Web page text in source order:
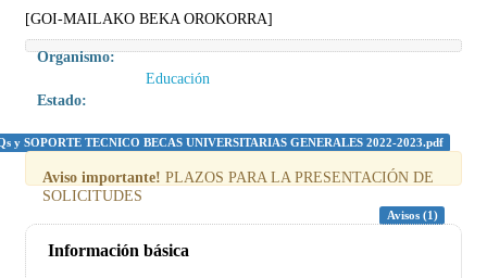
[GOI-MAILAKO BEKA OROKORRA]
Organismo:
Educación
Estado:
y SOPORTE TECNICO BECAS UNIVERSITARIAS GENERALES 2022-2023.pdf
Aviso importante! PLAZOS PARA LA PRESENTACIÓN DE
SOLICITUDES
Avisos (1)
Información básica